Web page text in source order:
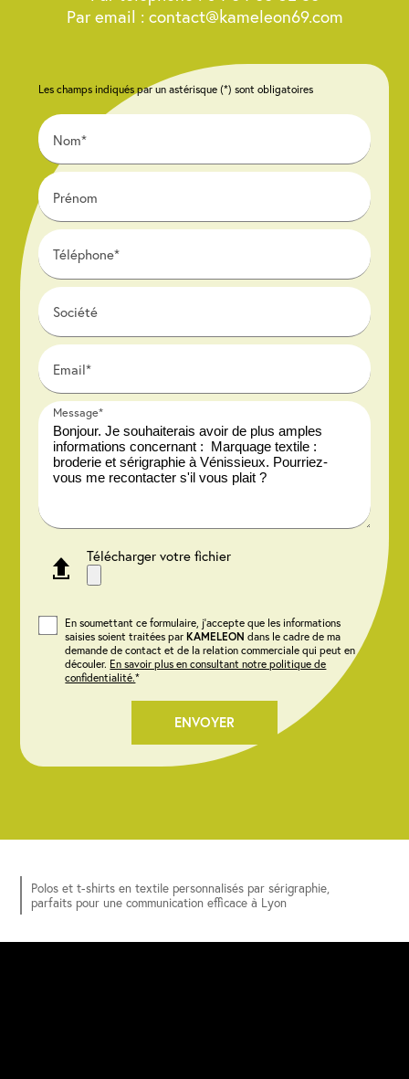
Par email : contact@kameleon69.com
Les champs indiqués par un astérisque (*) sont obligatoires
Nom*
Prénom
Téléphone*
Société
Email*
Message*
Télécharger votre fichier
En soumettant ce formulaire, j'accepte que les informations
saisies soient traitées parKAMELEON dans le cadre de ma
demande de contact et de la relation commerciale qui peut en
découler. En savoir plus en consultant notre politique de
confidentialité.*
Polos et t-shirts en textile personnalisés par sérigraphie,
parfaits pour une communication efficace à Lyon